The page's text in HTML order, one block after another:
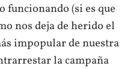
funcionando (si es que
nos deja de herido el
impopular de nuestra
la campaña